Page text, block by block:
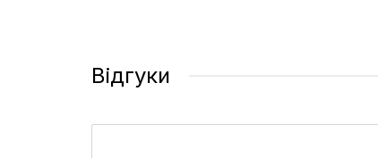
Відгуки